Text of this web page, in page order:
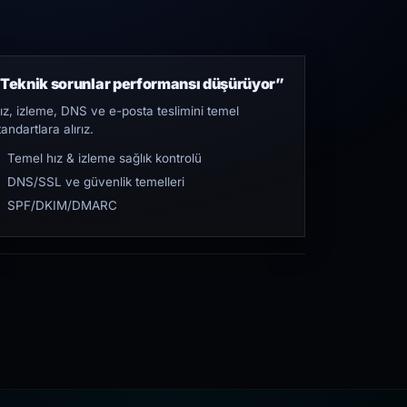
sorunlar performansı düşürüyor”
izleme, DNS ve e-posta teslimini temel
alırız.
Temel hız & izleme sağlık kontrolü
DNS/SSL ve güvenlik temelleri
SPF/DKIM/DMARC